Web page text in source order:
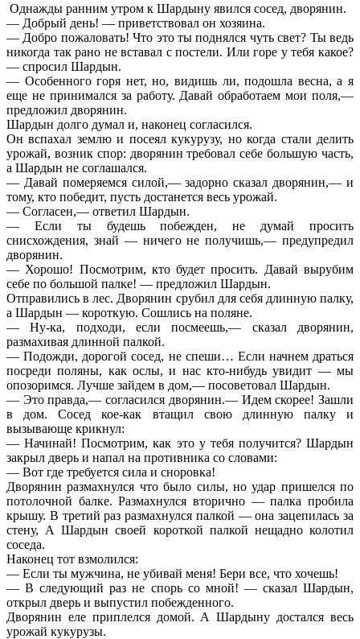
Однажды ранним утром к Шардыну явился сосед, дворянин.
— Добрый день! — приветствовал он хозяина.
— Добро пожаловать! Что это ты поднялся чуть свет? Ты ведь
никогда так рано не вставал с постели. Или горе у тебя какое?
— спросил Шардын.
— Особенного горя нет, но, видишь ли, подошла весна, а я
еще не принимался за работу. Давай обработаем мои поля,—
предложил дворянин.
Шардын долго думал и, наконец согласился.
Он вспахал землю и посеял кукурузу, но когда стали делить
урожай, возник спор: дворянин требовал себе большую часть,
а Шардын не соглашался.
— Давай померяемся силой,— задорно сказал дворянин,— и
тому, кто победит, пусть достанется весь урожай.
— Согласен,— ответил Шардын.
— Если ты будешь побежден, не думай просить
снисхождения, знай — ничего не получишь,— предупредил
дворянин.
— Хорошо! Посмотрим, кто будет просить. Давай вырубим
себе по большой палке! — предложил Шардын.
Отправились в лес. Дворянин срубил для себя длинную палку,
а Шардын — короткую. Сошлись на поляне.
— Ну-ка, подходи, если посмеешь,— сказал дворянин,
размахивая длинной палкой.
— Подожди, дорогой сосед, не спеши… Если начнем драться
посреди поляны, как ослы, и нас кто-нибудь увидит — мы
опозоримся. Лучше зайдем в дом,— посоветовал Шардын.
— Это правда,— согласился дворянин.— Идем скорее! Зашли
в дом. Сосед кое-как втащил свою длинную палку и
вызывающе крикнул:
— Начинай! Посмотрим, как это у тебя получится? Шардын
закрыл дверь и напал на противника со словами:
— Вот где требуется сила и сноровка!
Дворянин размахнулся что было силы, но удар пришелся по
потолочной балке. Размахнулся вторично — палка пробила
крышу. В третий раз размахнулся палкой — она зацепилась за
стену, А Шардын своей короткой палкой нещадно колотил
соседа.
Наконец тот взмолился:
— Если ты мужчина, не убивай меня! Бери все, что хочешь!
— В следующий раз не спорь со мной! — сказал Шардын,
открыл дверь и выпустил побежденного.
Дворянин еле приплелся домой. А Шардыну достался весь
урожай кукурузы.